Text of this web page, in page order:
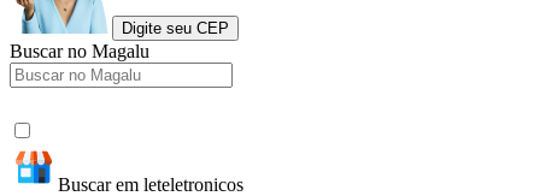
Digite seu CEP
Buscar no Magalu
Buscar em leteletronicos